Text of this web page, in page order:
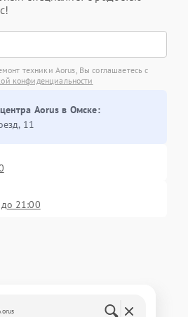
техники Aorus, Вы соглашаетесь с
конфиденциальности
Aorus в Омске:
11
21:00